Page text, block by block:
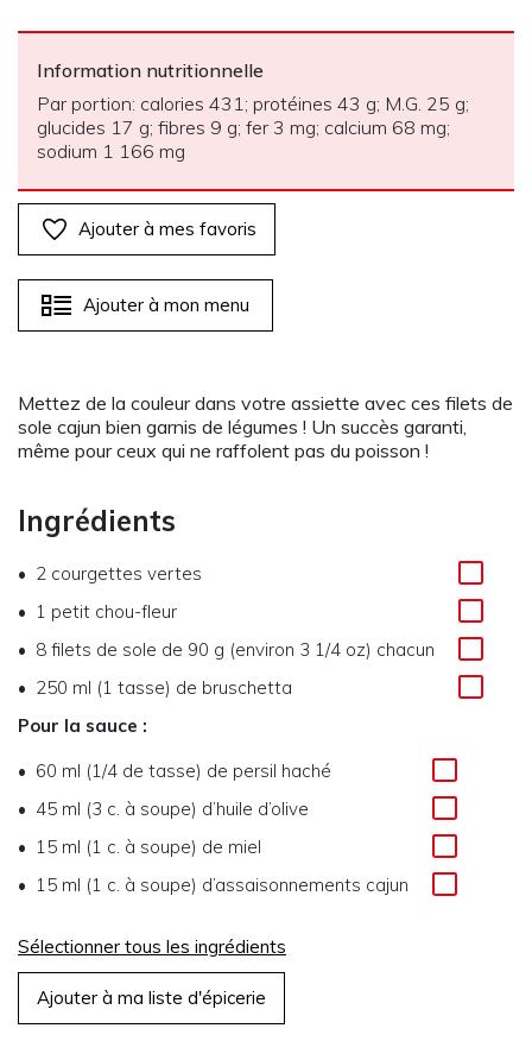
Information nutritionnelle
Par portion: calories 431; protéines 43 g; M.G. 25 g;
glucides 17 g; fibres 9 g; fer 3 mg; calcium 68 mg;
sodium 1 166 mg
Ajouter à mes favoris
Ajouter à mon menu
Mettez de la couleur dans votre assiette avec ces filets de
sole cajun bien garnis de légumes ! Un succès garanti,
même pour ceux qui ne raffolent pas du poisson !
Ingrédients
2 courgettes vertes
1 petit chou-fleur
8 filets de sole de 90 g (environ 3 1/4 oz) chacun
250 ml (1 tasse) de bruschetta
Pour la sauce :
60 ml (1/4 de tasse) de persil haché
45 ml (3 c. à soupe) d’huile d’olive
15 ml (1 c. à soupe) de miel
15 ml (1 c. à soupe) d’assaisonnements cajun
Sélectionner tous les ingrédients
Ajouter à ma liste d'épicerie